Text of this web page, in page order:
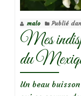
malo Publié
Mes
du
Un beau